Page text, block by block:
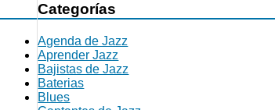
Categorías
Agenda de Jazz
Aprender Jazz
Bajistas de Jazz
Baterias
Blues